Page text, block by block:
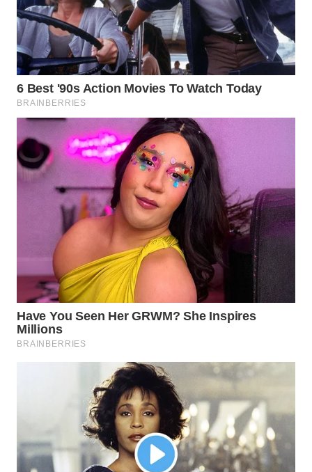
WN
BOGOR
WN
DEPOK
WN
TAPANULI
UTARA
WN
SAMOSIR
PADANG
LAWAS
WN
SUMEDANG
WN
WN